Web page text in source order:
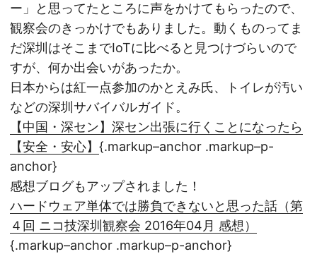
ー」と思ってたところに声をかけてもらったので、
観察会のきっかけでもありました。動くものってま
だ深圳はそこまでIoTに比べると見つけづらいので
すが、何か出会いがあったか。
日本からは紅一点参加のかとえみ氏、トイレが汚い
などの深圳サバイバルガイド。
【中国・深セン】深セン出張に行くことになったら
【安全・安心】 {.markup–anchor .markup–p-
anchor}
感想ブログもアップされました！
ハードウェア単体では勝負できないと思った話（第
４回 ニコ技深圳観察会 2016年04月 感想）
{.markup–anchor .markup–p-anchor}